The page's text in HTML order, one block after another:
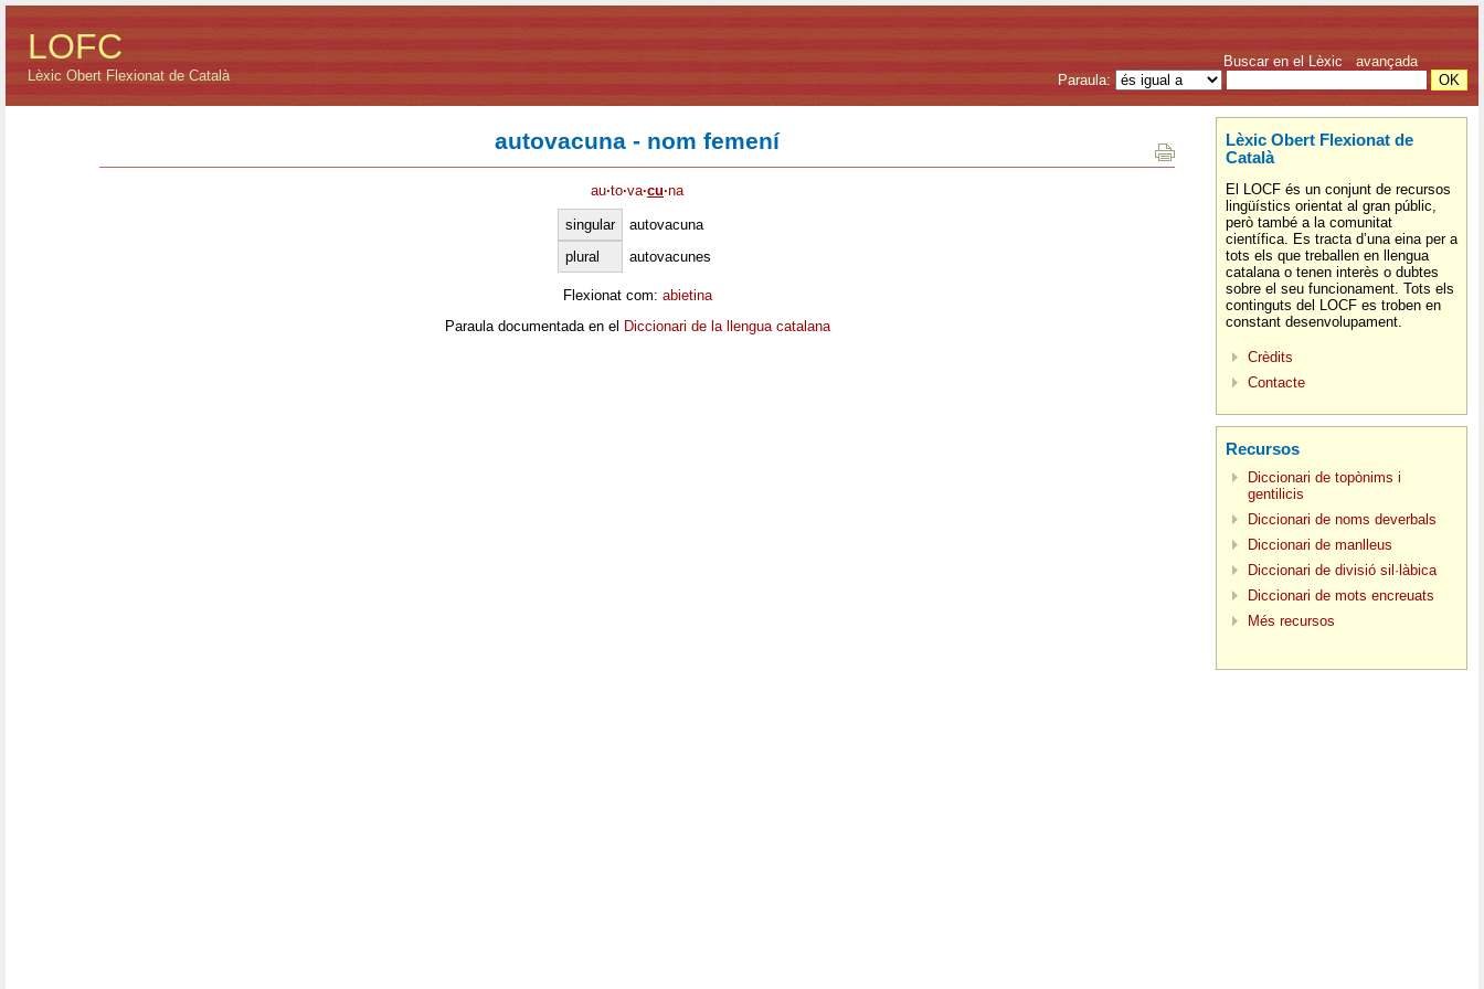
LOFC
Lèxic Obert Flexionat de Català
Buscar en el Lèxic avançada
Paraula:
autovacuna - nom femení
au·to·va·cu·na
singular
autovacuna
plural
autovacunes
Flexionat com: abietina
Paraula documentada en el Diccionari de la llengua catalana
Lèxic Obert Flexionat de
Català
El LOCF és un conjunt de recursos
lingüístics orientat al gran públic,
però també a la comunitat
científica. Es tracta d’una eina per a
tots els que treballen en llengua
catalana o tenen interès o dubtes
sobre el seu funcionament. Tots els
continguts del LOCF es troben en
constant desenvolupament.
Crèdits
Contacte
Recursos
Diccionari de topònims i
gentilicis
Diccionari de noms deverbals
Diccionari de manlleus
Diccionari de divisió sil·làbica
Diccionari de mots encreuats
Més recursos